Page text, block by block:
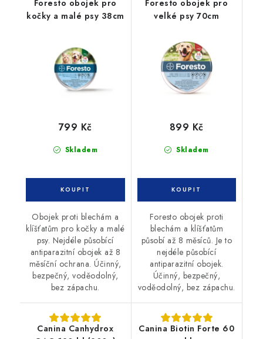
Foresto obojek pro
kočky a malé psy 38cm
Skladem
799 Kč
Obojek proti blechám a
klíšťatům pro kočky a malé
psy. Nejdéle působící
antiparazitní obojek až 8
měsíční ochrana. Účinný,
bezpečný, voděodolný,
bez zápachu.
Foresto obojek pro
velké psy 70cm
Skladem
899 Kč
Foresto obojek proti
blechám a klíšťatům
působí až 8 měsíců. Je to
nejdéle působící
antiparazitní obojek.
Účinný, bezpečný,
voděodolný, bez zápachu.
Canina Canhydrox
Canina Biotin Forte 60